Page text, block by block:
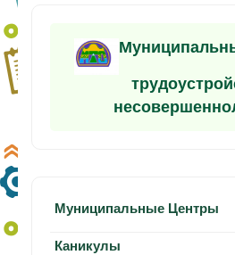
Муниципальные Центры
Каникулы